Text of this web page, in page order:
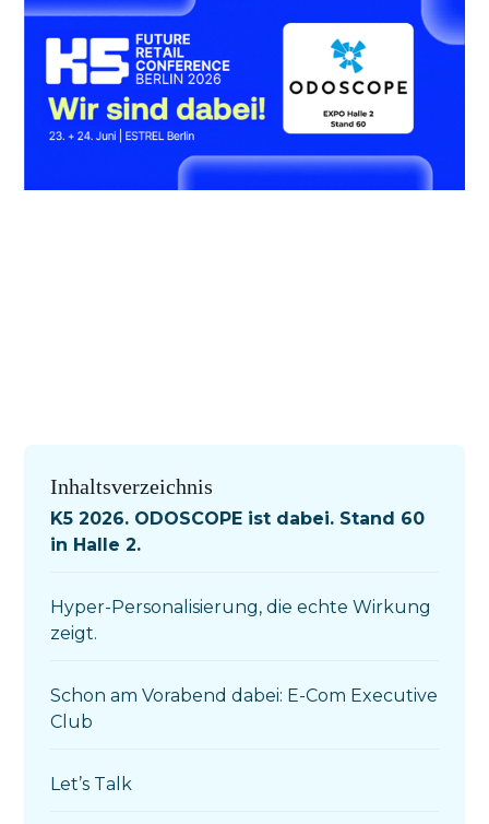
Inhaltsverzeichnis
K5 2026. ODOSCOPE ist dabei. Stand 60
in Halle 2.
Hyper-Personalisierung, die echte Wirkung
zeigt.
Schon am Vorabend dabei: E-Com Executive
Club‍
Let’s Talk